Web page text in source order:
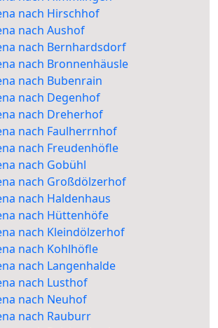
nach Hirschhof
nach Aushof
nach Bernhardsdorf
nach Bronnenhäusle
nach Bubenrain
nach Degenhof
nach Dreherhof
nach Faulherrnhof
nach Freudenhöfle
nach Gobühl
nach Großdölzerhof
nach Haldenhaus
nach Hüttenhöfe
nach Kleindölzerhof
nach Kohlhöfle
nach Langenhalde
nach Lusthof
nach Neuhof
nach Rauburr